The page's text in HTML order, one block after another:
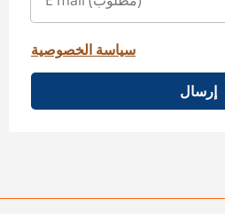
سياسة الخصوصية
إرسال